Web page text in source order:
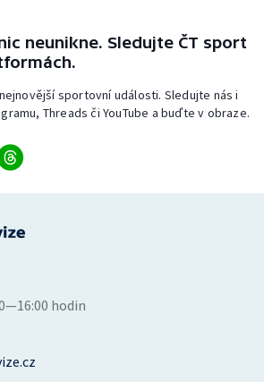
neunikne. Sledujte ČT sport
sportovní události. Sledujte nás i
Threads či YouTube a buďte v obraze.
hodin